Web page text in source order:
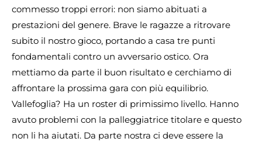
commesso troppi errori: non siamo abituati a
prestazioni del genere. Brave le ragazze a ritrovare
subito il nostro gioco, portando a casa tre punti
fondamentali contro un avversario ostico. Ora
mettiamo da parte il buon risultato e cerchiamo di
affrontare la prossima gara con più equilibrio.
Vallefoglia? Ha un roster di primissimo livello. Hanno
avuto problemi con la palleggiatrice titolare e questo
non li ha aiutati. Da parte nostra ci deve essere la